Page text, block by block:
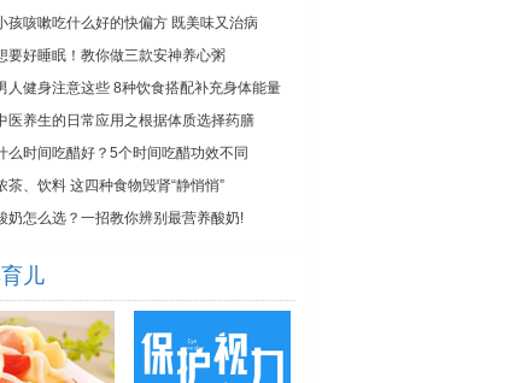
孩咳嗽吃什么好的快偏方 既美味又治病
要好睡眠！教你做三款安神养心粥
人健身注意这些 8种饮食搭配补充身体能量
医养生的日常应用之根据体质选择药膳
么时间吃醋好？5个时间吃醋功效不同
茶、饮料 这四种食物毁肾“静悄悄”
奶怎么选？一招教你辨别最营养酸奶!
儿